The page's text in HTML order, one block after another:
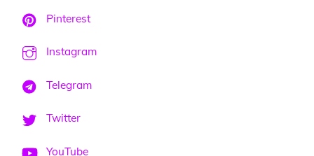
Pinterest
Instagram
Telegram
Twitter
YouTube